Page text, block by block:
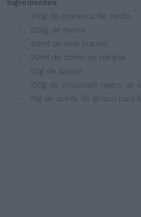
Ingredientes:
- 100g de manteca de cerdo
- 220g de harina
- 40ml de vino blanco
- 20ml de zumo de naranja
- 50g de azúcar
- 150g de chocolate negro de
- 15g de aceite de girasol para